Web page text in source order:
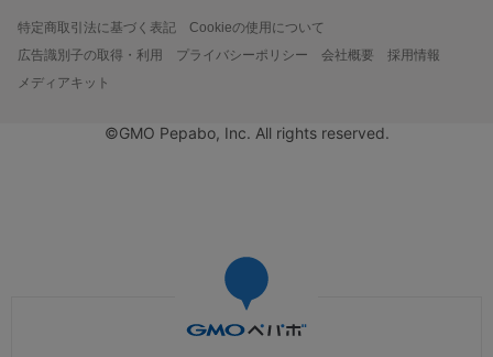
特定商取引法に基づく表記
Cookieの使用について
広告識別子の取得・利用
プライバシーポリシー 会社概要
採用情報
メディアキット
©GMO Pepabo, Inc. All rights reserved.